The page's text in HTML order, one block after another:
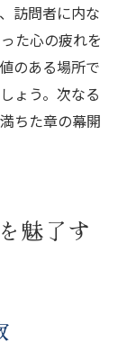
訪問者に内な
た心の疲れを
のある場所で
ょう。次なる
ちた章の幕開
魅了す